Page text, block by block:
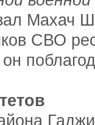
Махач
СВО